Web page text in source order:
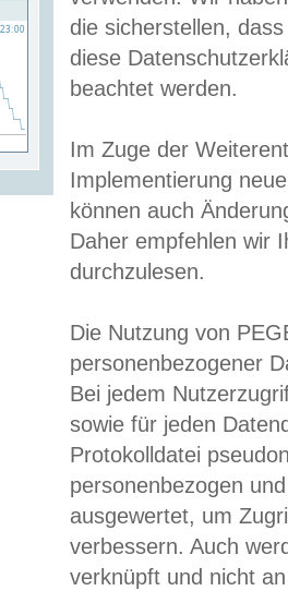
die sicherstellen,
diese
beachtet werden.
Im Zuge der
Implementierung
können auch
Daher empfehlen wir
durchzulesen.
Die Nutzung von
personenbezogener
Bei jedem
sowie für jeden
Protokolldatei
personenbezogen
ausgewertet, um
verbessern. Auch
verknüpft und nicht